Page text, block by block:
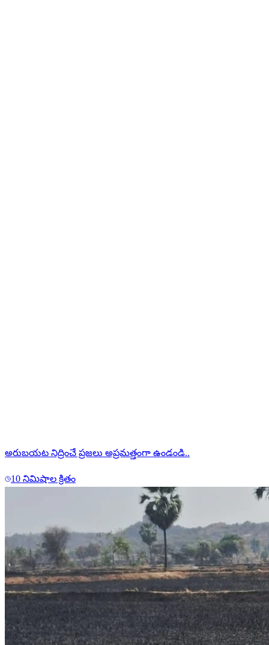
అరుబయట నిద్రించే ప్రజలు అప్రమత్తంగా ఉండండి..
10 నిమిషాల క్రితం